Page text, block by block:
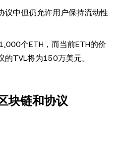
议中但仍允许用户保持流动性
个ETH，而当前ETH的价
TVL将为150万美元。
块链和协议